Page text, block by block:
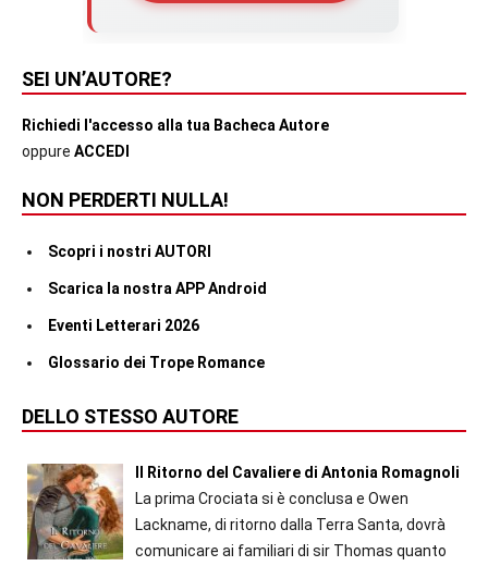
SEI UN’AUTORE?
Richiedi l'accesso alla tua Bacheca Autore
oppure ACCEDI
NON PERDERTI NULLA!
Scopri i nostri AUTORI
Scarica la nostra APP Android
Eventi Letterari 2026
Glossario dei Trope Romance
DELLO STESSO AUTORE
Il Ritorno del Cavaliere di Antonia Romagnoli
La prima Crociata si è conclusa e Owen
Lackname, di ritorno dalla Terra Santa, dovrà
comunicare ai familiari di sir Thomas quanto